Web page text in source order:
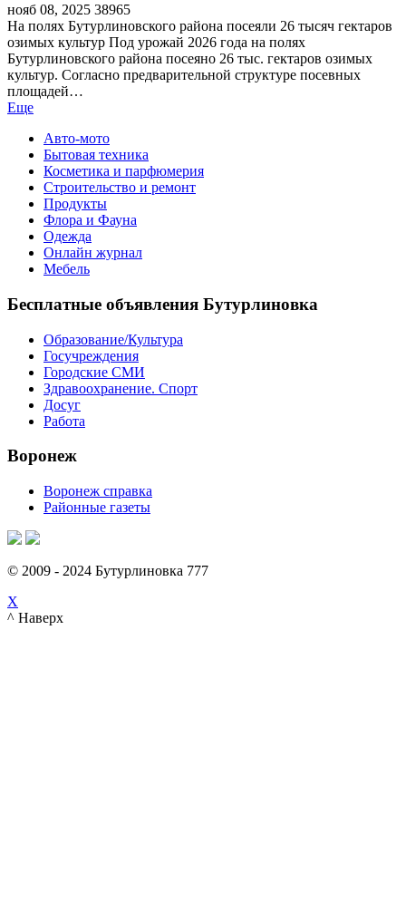
нояб 08, 2025 38965
На полях Бутурлиновского района посеяли 26 тысяч гектаров
озимых культур Под урожай 2026 года на полях
Бутурлиновского района посеяно 26 тыс. гектаров озимых
культур. Согласно предварительной структуре посевных
площадей…
Еще
Авто-мото
Бытовая техника
Косметика и парфюмерия
Строительство и ремонт
Продукты
Флора и Фауна
Одежда
Онлайн журнал
Мебель
Бесплатные объявления Бутурлиновка
Образование/Культура
Госучреждения
Городские СМИ
Здравоохранение. Спорт
Досуг
Работа
Воронеж
Воронеж справка
Районные газеты
© 2009 - 2024 Бутурлиновка 777
X
^ Наверх